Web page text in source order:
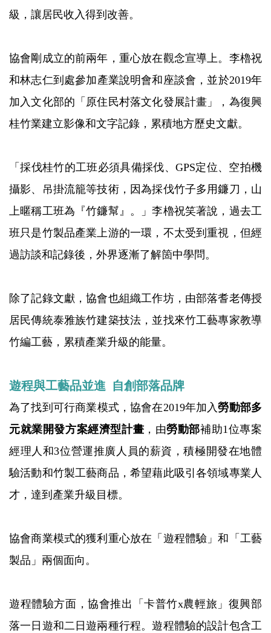
級，讓居民收入得到改善。
協會剛成立的前兩年，重心放在觀念宣導上。李櫓祝
和林志仁到處參加產業說明會和座談會，並於2019年
加入文化部的「原住民村落文化發展計畫」，為復興
桂竹業建立影像和文字記錄，累積地方歷史文獻。
「採伐桂竹的工班必須具備採伐、GPS定位、空拍機
攝影、吊掛流籠等技術，因為採伐竹子多用鐮刀，山
上暱稱工班為『竹鐮幫』。」李櫓祝笑著說，過去工
班只是竹製品產業上游的一環，不太受到重視，但經
過訪談和記錄後，外界逐漸了解箇中學問。
除了記錄文獻，協會也組織工作坊，由部落耆老傳授
居民傳統泰雅族竹建築技法，並找來竹工藝專家教導
竹編工藝，累積產業升級的能量。
遊程與工藝品並進 自創部落品牌
為了找到可行商業模式，協會在2019年加入勞動部多
元就業開發方案經濟型計畫 ，由勞動部補助1位專案
經理人和3位營運推廣人員的薪資，積極開發在地體
驗活動和竹製工藝商品，希望藉此吸引各領域專業人
才，達到產業升級目標。
協會商業模式的獲利重心放在「遊程體驗」和「工藝
製品」兩個面向。
遊程體驗方面，協會推出「卡普竹x農輕旅」復興部
落一日遊和二日遊兩種行程。遊程體驗的設計包含工